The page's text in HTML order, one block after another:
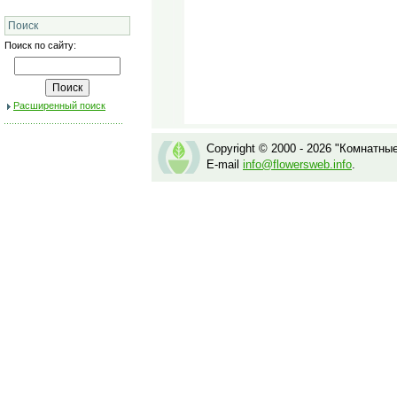
Поиск
Поиск по сайту:
Расширенный поиск
Copyright © 2000 - 2026
E-mail info@flowersweb.info.